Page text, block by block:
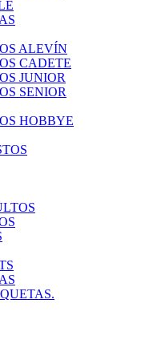
ALEVÍN
CADETE
JUNIOR
SENIOR
HOBBYE